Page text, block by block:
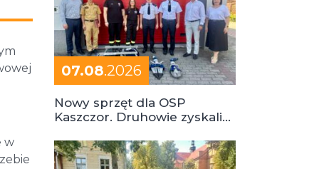
w
07.08.2026
Nowy sprzęt dla OSP
Kaszczor. Druhowie zyskali